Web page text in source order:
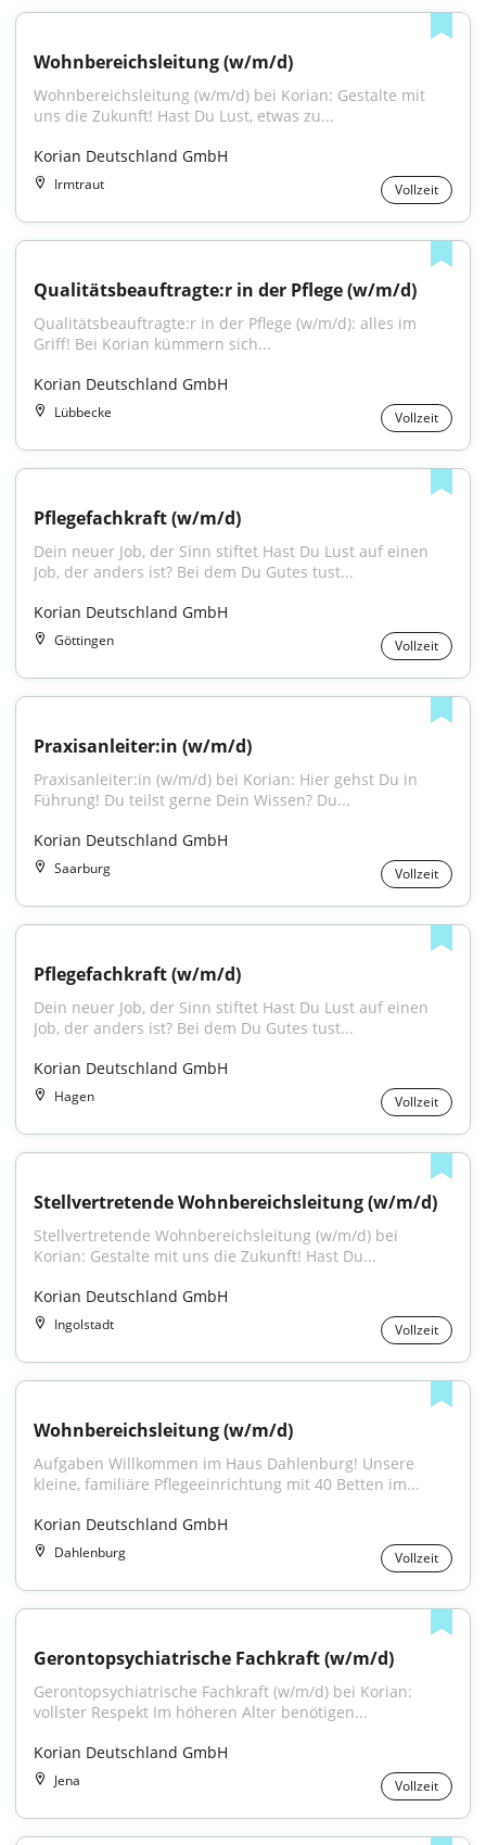
Wohnbereichsleitung (w/m/d)
Wohnbereichsleitung (w/m/d) bei Korian: Gestalte mit
uns die Zukunft! Hast Du Lust, etwas zu...
Korian Deutschland GmbH
Irmtraut Vollzeit
Qualitätsbeauftragte:r in der Pflege (w/m/d)
Qualitätsbeauftragte:r in der Pflege (w/m/d): alles im
Griff! Bei Korian kümmern sich...
Korian Deutschland GmbH
Lübbecke Vollzeit
Pflegefachkraft (w/m/d)
Dein neuer Job, der Sinn stiftet Hast Du Lust auf einen
Job, der anders ist? Bei dem Du Gutes tust...
Korian Deutschland GmbH
Göttingen Vollzeit
Praxisanleiter:in (w/m/d)
Praxisanleiter:in (w/m/d) bei Korian: Hier gehst Du in
Führung! Du teilst gerne Dein Wissen? Du...
Korian Deutschland GmbH
Saarburg Vollzeit
Pflegefachkraft (w/m/d)
Dein neuer Job, der Sinn stiftet Hast Du Lust auf einen
Job, der anders ist? Bei dem Du Gutes tust...
Korian Deutschland GmbH
Hagen Vollzeit
Stellvertretende Wohnbereichsleitung (w/m/d)
Stellvertretende Wohnbereichsleitung (w/m/d) bei
Korian: Gestalte mit uns die Zukunft! Hast Du...
Korian Deutschland GmbH
Ingolstadt Vollzeit
Wohnbereichsleitung (w/m/d)
Aufgaben Willkommen im Haus Dahlenburg! Unsere
kleine, familiäre Pflegeeinrichtung mit 40 Betten im...
Korian Deutschland GmbH
Dahlenburg Vollzeit
Gerontopsychiatrische Fachkraft (w/m/d)
Gerontopsychiatrische Fachkraft (w/m/d) bei Korian:
vollster Respekt Im höheren Alter benötigen...
Korian Deutschland GmbH
Jena Vollzeit